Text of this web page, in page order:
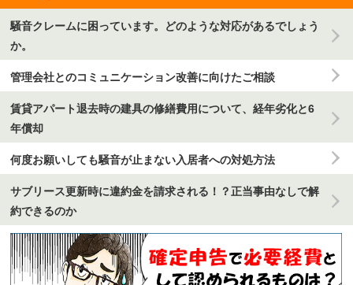
騒音クレームに困っています。どのような対応があるでしょう
か。
管理会社とのコミュニケーション改善に向けたご相談
賃貸アパート退去時の建具の修繕費用について、経年劣化と6
年償却
何度お願いしても騒音が止まない入居者への対処方法
サブリース更新時に違約金を請求される！？正当事由なしで解
約できるのか